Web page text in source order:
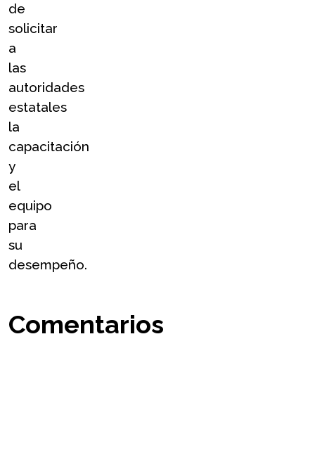
de
solicitar
a
las
autoridades
estatales
la
capacitación
y
el
equipo
para
su
desempeño.
Comentarios